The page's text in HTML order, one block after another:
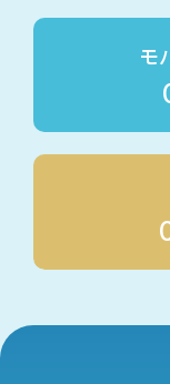
当社は、役員及び
せ、確実な実施を
当社は、個人情報
モ